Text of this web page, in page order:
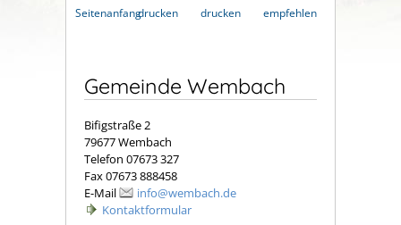
Seitenanfangdrucken
drucken
empfehlen
Gemeinde Wembach
Bifigstraße 2
79677 Wembach
Telefon 07673 327
Fax 07673 888458
E-Mail
info@wembach.de
Kontaktformular